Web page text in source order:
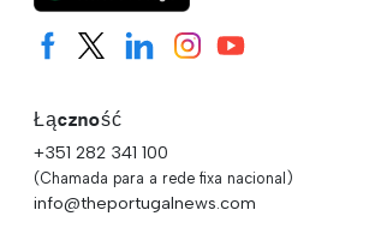
Łączność
+351 282 341 100
(Chamada para a rede fixa nacional)
info@theportugalnews.com